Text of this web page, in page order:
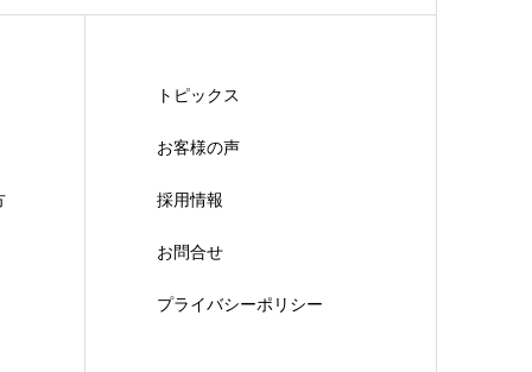
トピックス
お客様の声
採用情報
お問合せ
プライバシーポリシー